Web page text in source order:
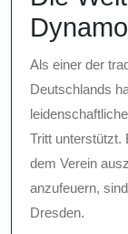
Als einer der
Deutschlands
Tritt unterstützt.
dem Verein
anzufeuern,
Dresden.